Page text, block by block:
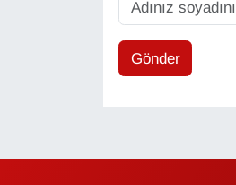
Gönder
VAN'DA SPOR
YAŞAM